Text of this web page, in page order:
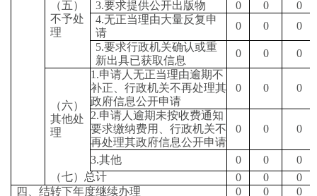
（五）
不予处
理
3.要求提供公开出版物 0 0
0
4.无正当理由大量反复申
请
0 0
0
5.要求行政机关确认或重
新出具已获取信息
0 0 0
（六）
其他处
理
1.申请人无正当理由逾期不
补正、行政机关不再处理其
政府信息公开申请
0 0 0
2.申请人逾期未按收费通知
要求缴纳费用、行政机关不
再处理其政府信息公开申请
0 0 0
3.其他 0 0
0
（七）总计
0 0
0
四、结转下年度继续办理
0 0
0